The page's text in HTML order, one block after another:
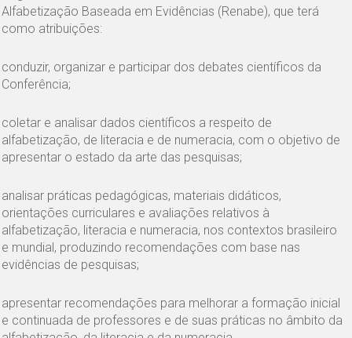
Alfabetização Baseada em Evidências (Renabe), que terá
como atribuições:
conduzir, organizar e participar dos debates científicos da
Conferência;
coletar e analisar dados científicos a respeito de
alfabetização, de literacia e de numeracia, com o objetivo de
apresentar o estado da arte das pesquisas;
analisar práticas pedagógicas, materiais didáticos,
orientações curriculares e avaliações relativos à
alfabetização, literacia e numeracia, nos contextos brasileiro
e mundial, produzindo recomendações com base nas
evidências de pesquisas;
apresentar recomendações para melhorar a formação inicial
e continuada de professores e de suas práticas no âmbito da